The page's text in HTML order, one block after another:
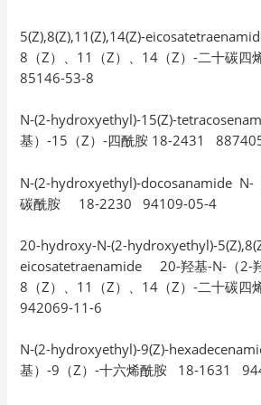
5(Z),8(Z),11(Z),14(Z)-
8（Z）、11（Z）、14（Z）-二十碳四
85146-53-8
N-(2-hydroxyethyl)-15(Z)-
基）-15（Z）-四酰胺 18-2431
N-(2-hydroxyethyl)-docosanamide N-
碳酰胺 18-2230 94109-05-4
20-hydroxy-N-(2-hydroxyethyl)-
eicosatetraenamide 20-羟基-N-（2-羟
8（Z）、11（Z）、14（Z）-二十碳
942069-11-6
N-(2-hydroxyethyl)-9(Z)-
基）-9（Z）-十六烯酰胺 18-1631